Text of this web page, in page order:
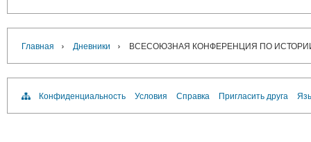
Главная › Дневники › ВСЕСОЮЗНАЯ КОНФЕРЕНЦИЯ ПО
Конфиденциальность Условия Справка Пригласить друга